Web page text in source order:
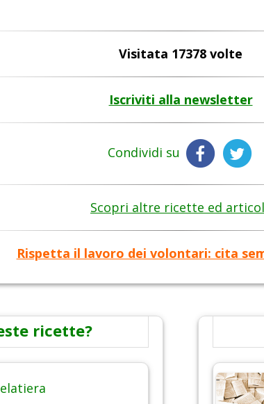
Visitata 17378 volte
Iscriviti alla newsletter
Condividi su
Scopri altre ricette ed
Rispetta il lavoro dei volontari: cita
ricette?